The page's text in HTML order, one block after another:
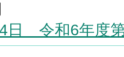
日 令和6年度